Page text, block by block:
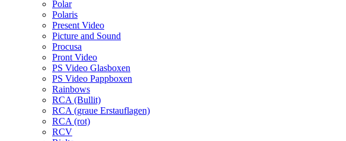
Polar
Polaris
Present Video
Picture and Sound
Procusa
Pront Video
PS Video Glasboxen
PS Video Pappboxen
Rainbows
RCA (Bullit)
RCA (graue Erstauflagen)
RCA (rot)
RCV